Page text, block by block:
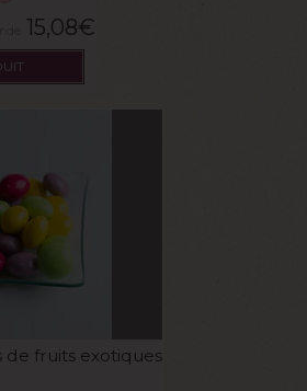
15,08€
de fruits exotiques